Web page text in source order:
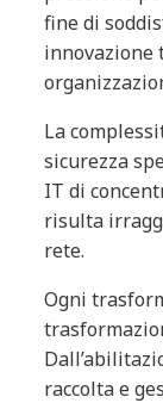
fine di
innovazione
La
sicurezza
IT di
risulta
rete.
Ogni
raccolta e